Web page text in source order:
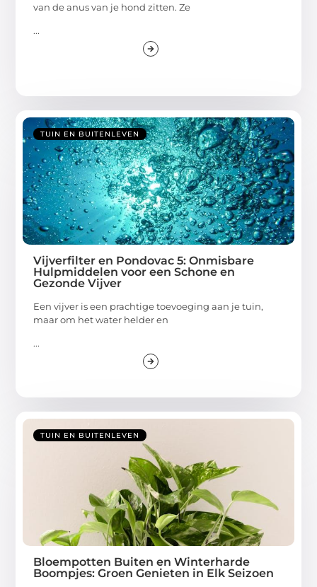
van de anus van je hond zitten. Ze
...
TUIN EN BUITENLEVEN
Vijverfilter en Pondovac 5: Onmisbare
Hulpmiddelen voor een Schone en
Gezonde Vijver
Een vijver is een prachtige toevoeging aan je tuin,
maar om het water helder en
...
TUIN EN BUITENLEVEN
Bloempotten Buiten en Winterharde
Boompjes: Groen Genieten in Elk Seizoen